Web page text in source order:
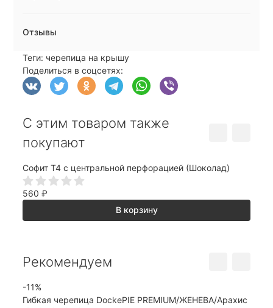
Отзывы
Теги: черепица на крышу
Поделиться в соцсетях:
С этим товаром также
покупают
Софит Т4 с центральной перфорацией (Шоколад)
560₽
В корзину
Рекомендуем
-11%
Гибкая черепица DockePIE PREMIUM/ЖЕНЕВА/Арахис